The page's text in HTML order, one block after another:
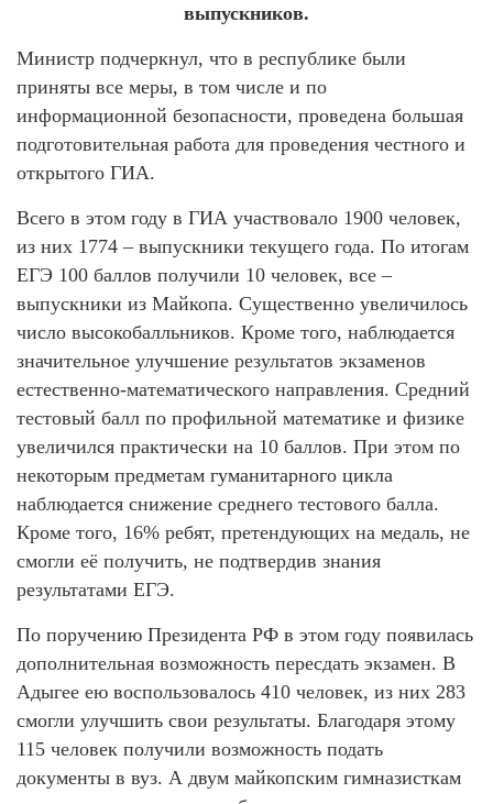
выпускников.
Министр подчеркнул, что в республике были
приняты все меры, в том числе и по
информационной безопасности, проведена большая
подготовительная работа для проведения честного и
открытого ГИА.
Всего в этом году в ГИА участвовало 1900 человек,
из них 1774 – выпускники текущего года. По итогам
ЕГЭ 100 баллов получили 10 человек, все –
выпускники из Майкопа. Существенно увеличилось
число высокобалльников. Кроме того, наблюдается
значительное улучшение результатов экзаменов
естественно-математического направления. Средний
тестовый балл по профильной математике и физике
увеличился практически на 10 баллов. При этом по
некоторым предметам гуманитарного цикла
наблюдается снижение среднего тестового балла.
Кроме того, 16% ребят, претендующих на медаль, не
смогли её получить, не подтвердив знания
результатами ЕГЭ.
По поручению Президента РФ в этом году появилась
дополнительная возможность пересдать экзамен. В
Адыгее ею воспользовалось 410 человек, из них 283
смогли улучшить свои результаты. Благодаря этому
115 человек получили возможность подать
документы в вуз. А двум майкопским гимназисткам